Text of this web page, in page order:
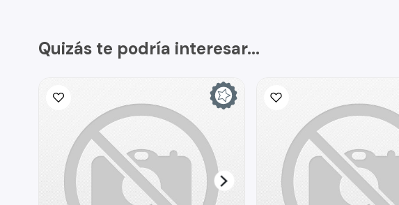
Quizás te podría interesar...